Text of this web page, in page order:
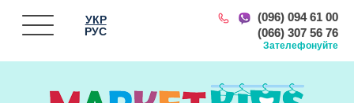
(096) 094 61 00
(066) 307 56 76
Зателефонуйте
УКР
РУС